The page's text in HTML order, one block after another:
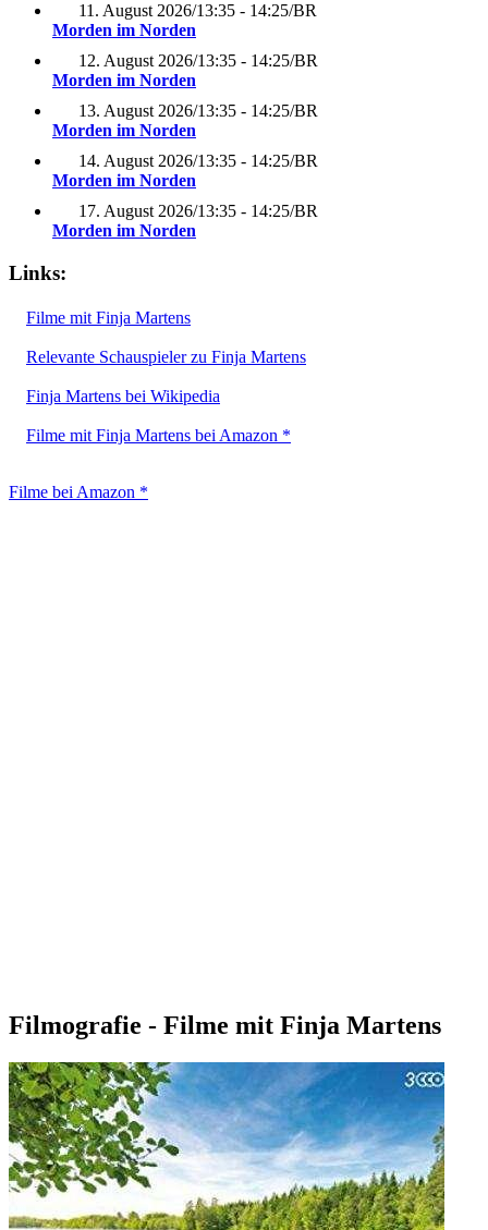
11. August 2026/13:35 - 14:25/BR
Morden im Norden
12. August 2026/13:35 - 14:25/BR
Morden im Norden
13. August 2026/13:35 - 14:25/BR
Morden im Norden
14. August 2026/13:35 - 14:25/BR
Morden im Norden
17. August 2026/13:35 - 14:25/BR
Morden im Norden
Links:
Filme mit Finja Martens
Relevante Schauspieler zu Finja Martens
Finja Martens bei Wikipedia
Filme mit Finja Martens bei Amazon *
Filme bei Amazon *
Filmografie - Filme mit Finja Martens